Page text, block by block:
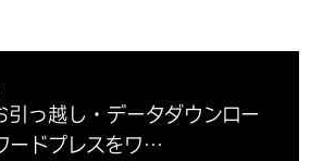
引っ越し・データダウンロー
ードプレスをワ…